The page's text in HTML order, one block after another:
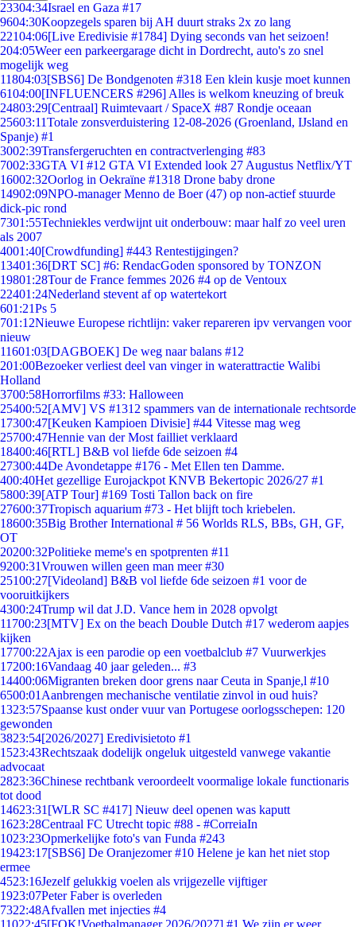
23304:34Israel en Gaza #17
9604:30Koopzegels sparen bij AH duurt straks 2x zo lang
22104:06[Live Eredivisie #1784] Dying seconds van het seizoen!
204:05Weer een parkeergarage dicht in Dordrecht, auto's zo snel
mogelijk weg
11804:03[SBS6] De Bondgenoten #318 Een klein kusje moet kunnen
6104:00[INFLUENCERS #296] Alles is welkom kneuzing of breuk
24803:29[Centraal] Ruimtevaart / SpaceX #87 Rondje oceaan
25603:11Totale zonsverduistering 12-08-2026 (Groenland, IJsland en
Spanje) #1
3002:39Transfergeruchten en contractverlenging #83
7002:33GTA VI #12 GTA VI Extended look 27 Augustus Netflix/YT
16002:32Oorlog in Oekraïne #1318 Drone baby drone
14902:09NPO-manager Menno de Boer (47) op non-actief stuurde
dick-pic rond
7301:55Techniekles verdwijnt uit onderbouw: maar half zo veel uren
als 2007
4001:40[Crowdfunding] #443 Rentestijgingen?
13401:36[DRT SC] #6: RendacGoden sponsored by TONZON
19801:28Tour de France femmes 2026 #4 op de Ventoux
22401:24Nederland stevent af op watertekort
601:21Ps 5
701:12Nieuwe Europese richtlijn: vaker repareren ipv vervangen voor
nieuw
11601:03[DAGBOEK] De weg naar balans #12
201:00Bezoeker verliest deel van vinger in waterattractie Walibi
Holland
3700:58Horrorfilms #33: Halloween
25400:52[AMV] VS #1312 spammers van de internationale rechtsorde
17300:47[Keuken Kampioen Divisie] #44 Vitesse mag weg
25700:47Hennie van der Most failliet verklaard
18400:46[RTL] B&B vol liefde 6de seizoen #4
27300:44De Avondetappe #176 - Met Ellen ten Damme.
400:40Het gezellige Eurojackpot KNVB Bekertopic 2026/27 #1
5800:39[ATP Tour] #169 Tosti Tallon back on fire
27600:37Tropisch aquarium #73 - Het blijft toch kriebelen.
18600:35Big Brother International # 56 Worlds RLS, BBs, GH, GF,
OT
20200:32Politieke meme's en spotprenten #11
9200:31Vrouwen willen geen man meer #30
25100:27[Videoland] B&B vol liefde 6de seizoen #1 voor de
vooruitkijkers
4300:24Trump wil dat J.D. Vance hem in 2028 opvolgt
11700:23[MTV] Ex on the beach Double Dutch #17 wederom aapjes
kijken
17700:22Ajax is een parodie op een voetbalclub #7 Vuurwerkjes
17200:16Vandaag 40 jaar geleden... #3
14400:06Migranten breken door grens naar Ceuta in Spanje,l #10
6500:01 Aanbrengen mechanische ventilatie zinvol in oud huis?
1323:57Spaanse kust onder vuur van Portugese oorlogsschepen: 120
gewonden
3823:54[2026/2027] Eredivisietoto #1
1523:43Rechtszaak dodelijk ongeluk uitgesteld vanwege vakantie
advocaat
2823:36Chinese rechtbank veroordeelt voormalige lokale functionaris
tot dood
14623:31 [WLR SC #417] Nieuw deel openen was kaputt
1623:28Centraal FC Utrecht topic #88 - #CorreiaIn
1023:23Opmerkelijke foto's van Funda #243
19423:17[SBS6] De Oranjezomer #10 Helene je kan het niet stop
ermee
4523:16Jezelf gelukkig voelen als vrijgezelle vijftiger
1923:07Peter Faber is overleden
7322:48Afvallen met injecties #4
11022:45[FOK!Voetbalmanager 2026/2027] #1 We zijn er weer